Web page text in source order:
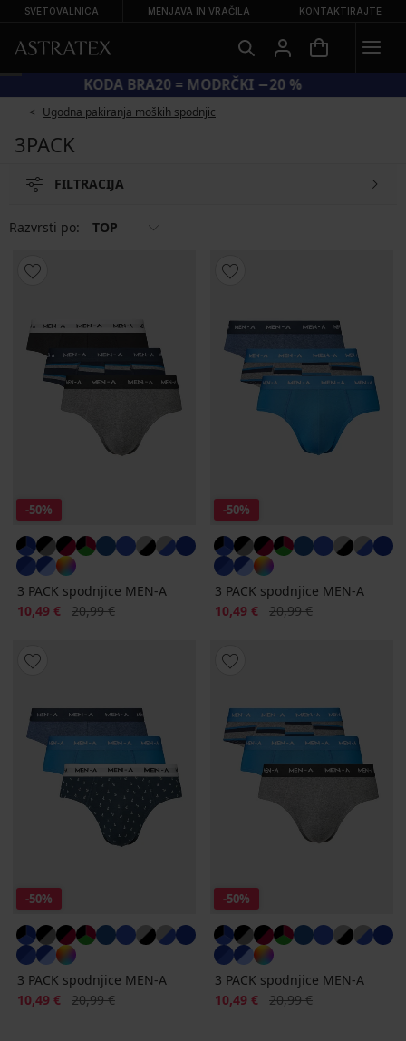
SVETOVALNICA MENJAVA IN VRAČILA KONTAKTIRAJTE
KODA BRA20 = MODRČKI −20 %
Ugodna pakiranja moških spodnjic
3PACK
FILTRACIJA
Razvrsti po: TOP
-50%
3 PACK spodnjice MEN-A
Popust
10,49 € Prvotna cena
20,99 €
-50%
3 PACK spodnjice MEN-A
Popust
10,49 € Prvotna cena
20,99 €
-50%
3 PACK spodnjice MEN-A
Popust
10,49 € Prvotna cena
20,99 €
-50%
3 PACK spodnjice MEN-A
Popust
10,49 € Prvotna cena
20,99 €